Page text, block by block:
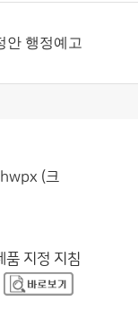
안 행정예고
(크
지정 지침